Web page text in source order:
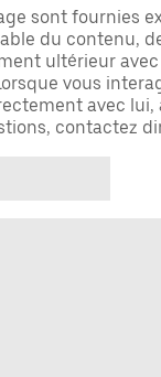
sont fournies
du contenu,
ultérieur
vous
avec lui,
contactez